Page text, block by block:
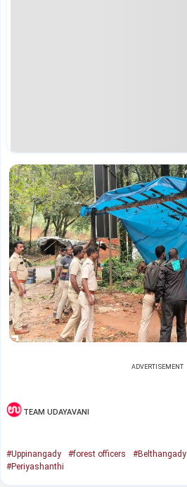
ADVERTISEMENT
TEAM UDAYAVANI
#Uppinangady #forest officers #Belthangady
#Periyashanthi